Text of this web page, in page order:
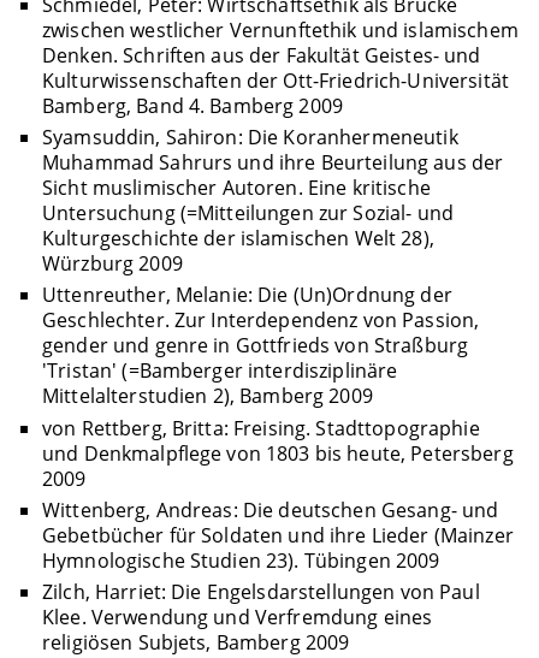
zwischen westlicher Vernunftethik und islamischem
Denken. Schriften aus der Fakultät Geistes- und
Kulturwissenschaften der Ott-Friedrich-Universität
Bamberg, Band 4. Bamberg 2009
Syamsuddin, Sahiron: Die Koranhermeneutik
Muhammad Sahrurs und ihre Beurteilung aus der
Sicht muslimischer Autoren. Eine kritische
Untersuchung (=Mitteilungen zur Sozial- und
Kulturgeschichte der islamischen Welt 28),
Würzburg 2009
Uttenreuther, Melanie: Die (Un)Ordnung der
Geschlechter. Zur Interdependenz von Passion,
gender und genre in Gottfrieds von Straßburg
'Tristan' (=Bamberger interdisziplinäre
Mittelalterstudien 2), Bamberg 2009
von Rettberg, Britta: Freising. Stadttopographie
und Denkmalpflege von 1803 bis heute, Petersberg
2009
Wittenberg, Andreas: Die deutschen Gesang- und
Gebetbücher für Soldaten und ihre Lieder (Mainzer
Hymnologische Studien 23). Tübingen 2009
Zilch, Harriet: Die Engelsdarstellungen von Paul
Klee. Verwendung und Verfremdung eines
religiösen Subjets, Bamberg 2009